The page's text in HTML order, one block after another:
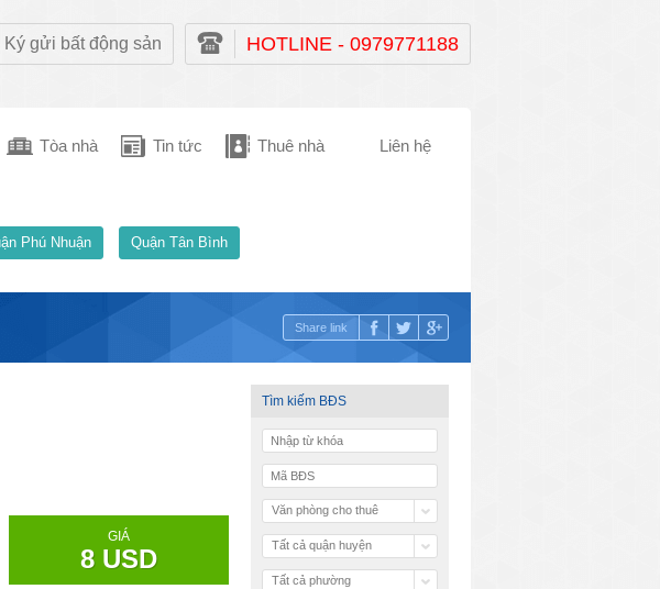
Ký gửi bất động sản HOTLINE - 0979771188
Tòa nhà Tin tức Thuê nhà Liên hệ
Phú Nhuận Quận Tân Bình
Share link
GIÁ
8 USD
Tìm kiếm BĐS
Văn phòng cho thuê
Tất cả quận huyện
Tất cả phường